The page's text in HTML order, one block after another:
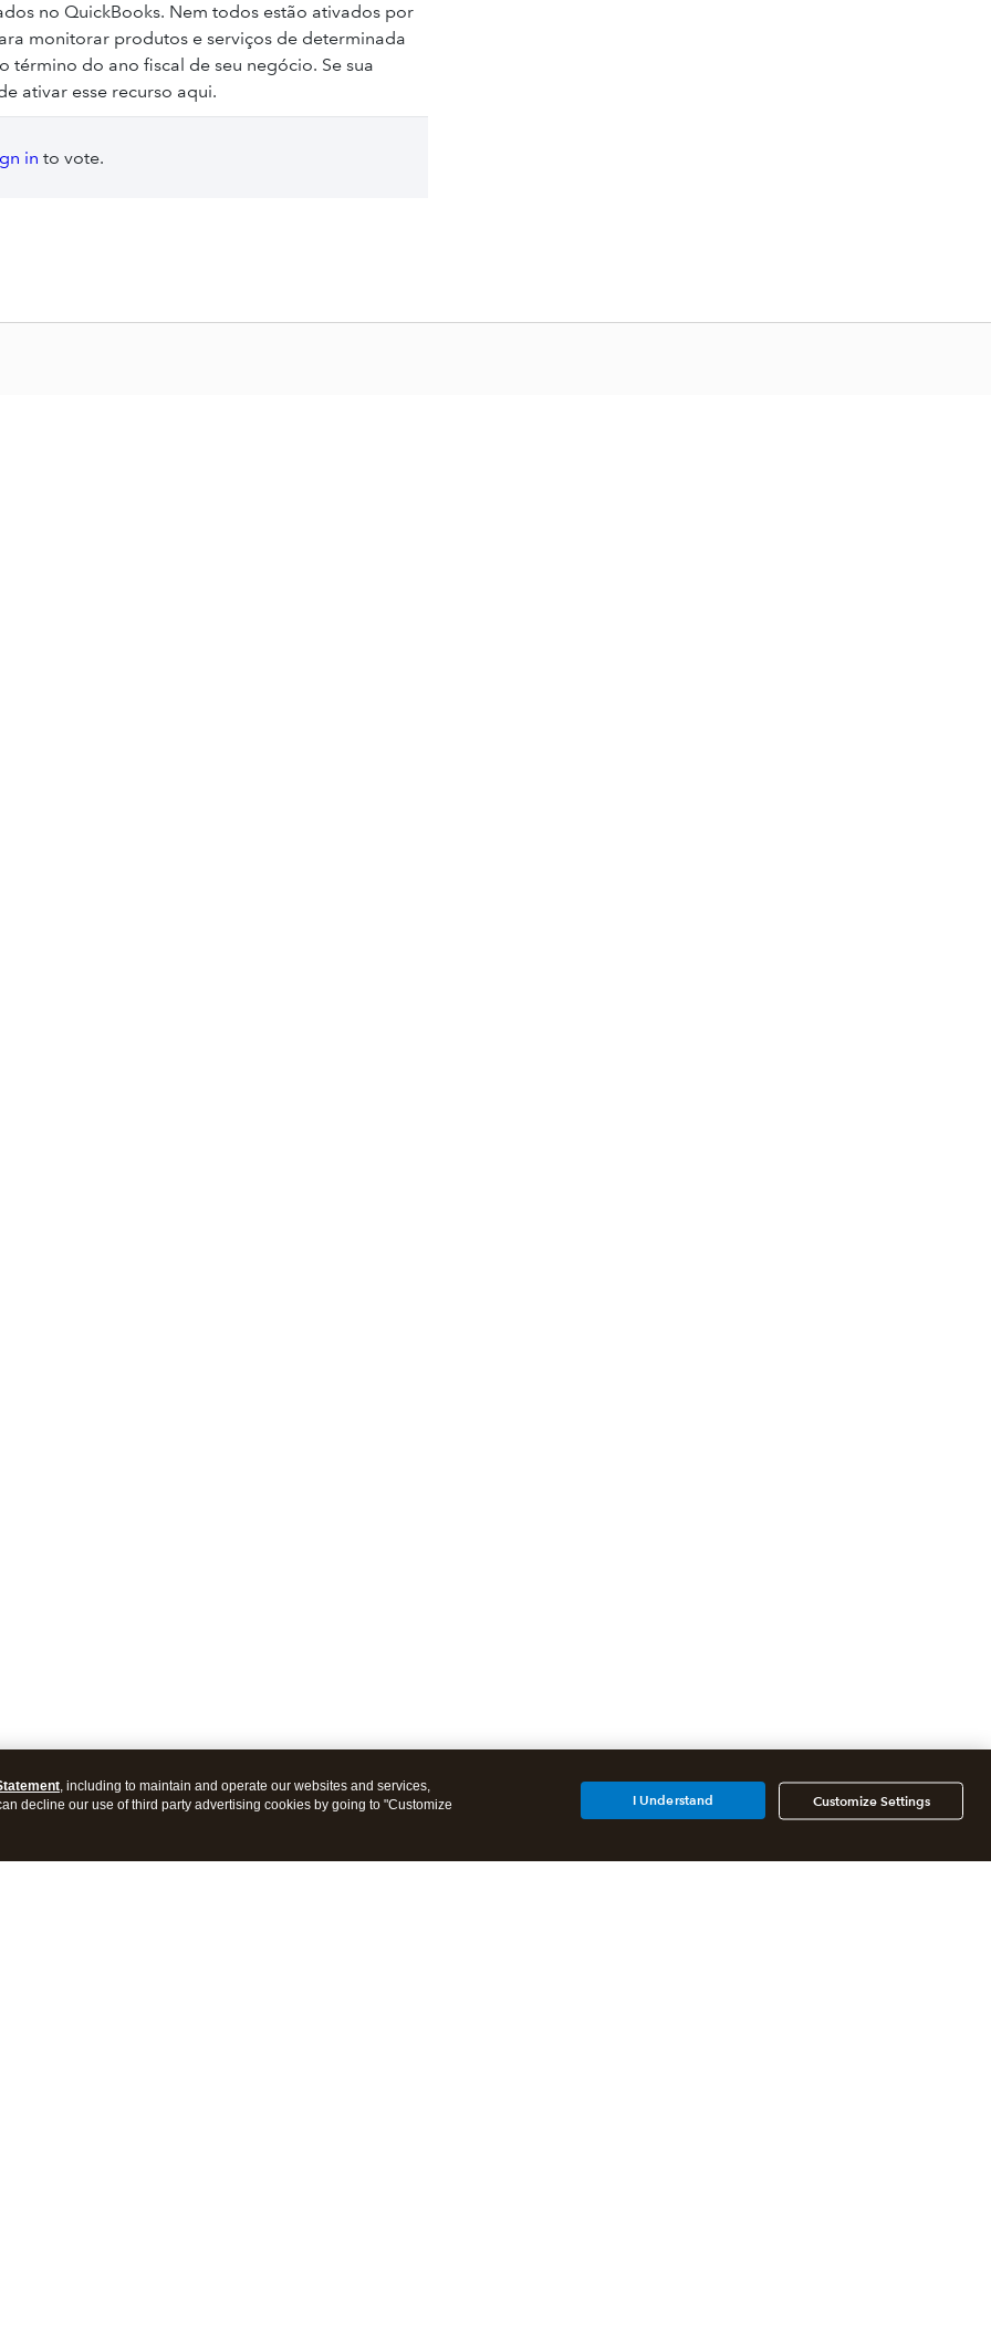
no QuickBooks. Nem todos estão ativados por
monitorar produtos e serviços de determinada
término do ano fiscal de seu negócio. Se sua
ativar esse recurso aqui.
in to vote.
, including to maintain and operate our websites and services,
decline our use of third party advertising cookies by going to "Customize
Customize Settings
I Understand